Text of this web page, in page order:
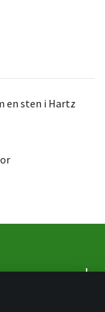
en sten i Hartz